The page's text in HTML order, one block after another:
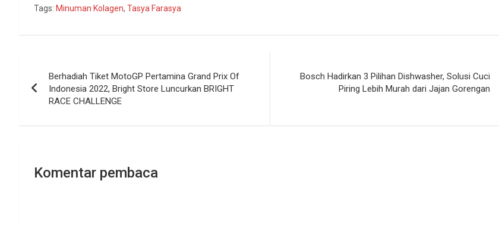
Tags: Minuman Kolagen, Tasya Farasya
pos
Berhadiah Tiket MotoGP Pertamina Grand Prix Of
Indonesia 2022, Bright Store Luncurkan BRIGHT
RACE CHALLENGE
Bosch Hadirkan 3 Pilihan Dishwasher, Solusi Cuci
Piring Lebih Murah dari Jajan Gorengan
Komentar pembaca